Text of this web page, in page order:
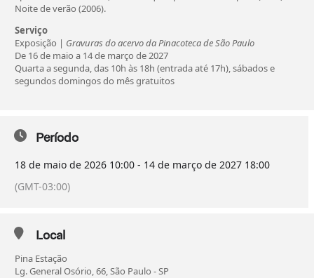
Noite de verão (2006).
Serviço
Exposição | Gravuras do acervo da Pinacoteca de São Paulo
De 16 de maio a 14 de março de 2027
Quarta a segunda, das 10h às 18h (entrada até 17h), sábados e
segundos domingos do mês gratuitos
Período
18 de maio de 2026 10:00 - 14 de março de 2027 18:00
(GMT-03:00)
Local
Pina Estação
Lg. General Osório, 66, São Paulo - SP